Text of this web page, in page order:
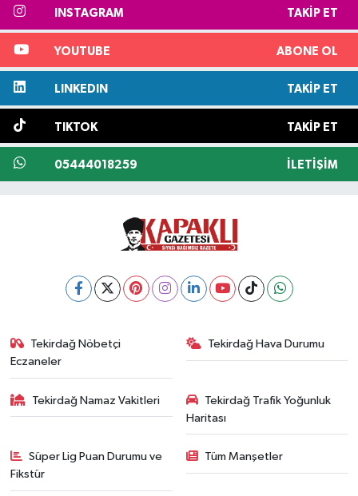
INSTAGRAM TAKIP ET
YOUTUBE ABONE OL
LINKEDIN TAKIP ET
TIKTOK TAKIP ET
05444018259 İLETIŞIM
Tekirdağ Nöbetçi
Eczaneler
Tekirdağ Hava Durumu
Tekirdağ Namaz Vakitleri
Tekirdağ Trafik Yoğunluk
Haritası
Süper Lig Puan Durumu ve
Fikstür
Tüm Manşetler